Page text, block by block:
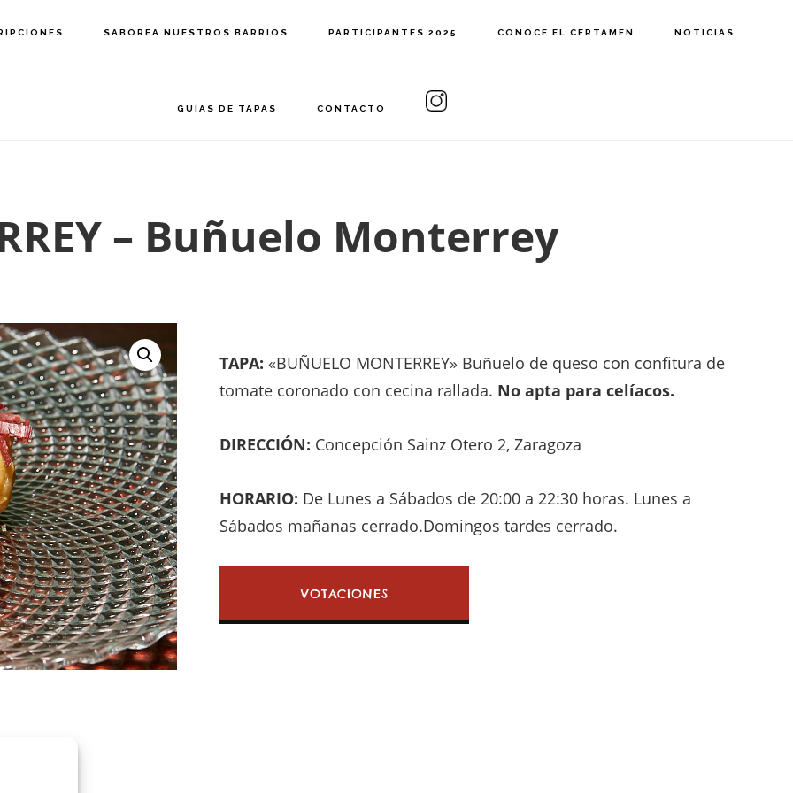
SABOREA NUESTROS BARRIOS PARTICIPANTES 2025 CONOCE EL CERTAMEN NOTICIAS
GUÍAS DE TAPAS CONTACTO
– Buñuelo Monterrey
TAPA:«BUÑUELO MONTERREY» Buñuelo de queso con confitura de
tomate coronado con cecina rallada. No apta para celíacos.
DIRECCIÓN: Concepción Sainz Otero 2, Zaragoza
HORARIO: De Lunes a Sábados de 20:00 a 22:30 horas. Lunes a
Sábados mañanas cerrado.Domingos tardes cerrado.
VOTACIONES